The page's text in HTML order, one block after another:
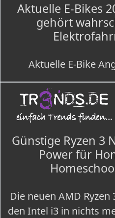
Aktuelle E-Bikes
gehört
Aktuelle E-Bike
Günstige Ryzen 3
Power für
Die neuen AMD
den Intel i3 in nichts